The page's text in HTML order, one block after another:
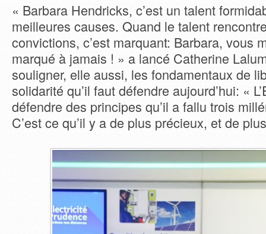
« Barbara Hendricks, c’est un talent
meilleures causes. Quand le talent
convictions, c’est marquant: Barbara, vous
marqué à jamais ! » a lancé Catherine
souligner, elle aussi, les fondamentaux de
solidarité qu’il faut défendre aujourd’hui: «
défendre des principes qu’il a fallu trois
C’est ce qu’il y a de plus précieux, et de